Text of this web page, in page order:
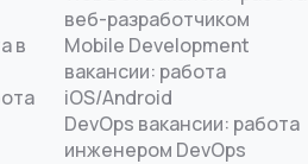
в
веб-разработчиком
Mobile Development
вакансии: работа
iOS/Android
DevOps вакансии: работа
инженером DevOps